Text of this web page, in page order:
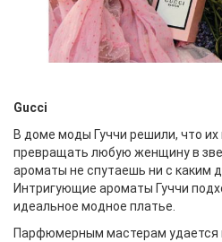
Gucci
В доме моды Гуччи решили, что
превращать любую женщину в
ароматы не спутаешь ни с каким
Интригующие ароматы Гуччи
идеальное модное платье.
Парфюмерным мастерам удается